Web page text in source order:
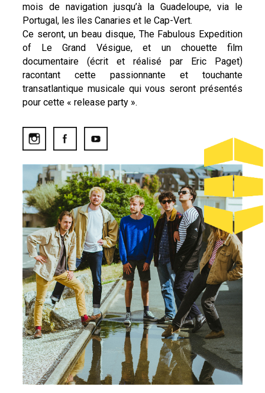
mois de navigation jusqu’à la Guadeloupe, via le
Portugal, les îles Canaries et le Cap-Vert.
Ce seront, un beau disque, The Fabulous Expedition
of Le Grand Vésigue, et un chouette film
documentaire (écrit et réalisé par Eric Paget)
racontant cette passionnante et touchante
transatlantique musicale qui vous seront présentés
pour cette « release party ».